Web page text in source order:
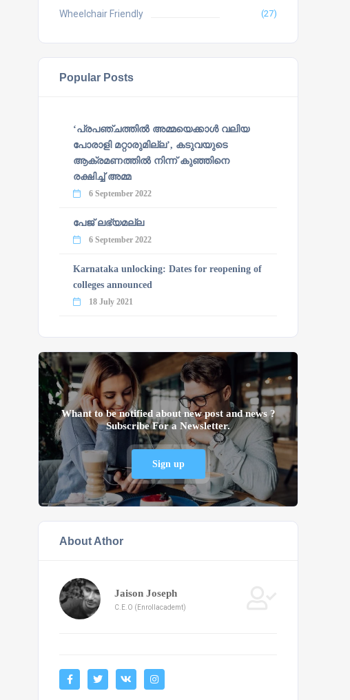
Wheelchair Friendly (27)
Popular Posts
‘പ്രപഞ്ചത്തില്‍ അമ്മയെക്കാള്‍ വലിയ
പോരാളി മറ്റാരുമില്ല’, കടുവയുടെ
ആക്രമണത്തില്‍ നിന്ന് കുഞ്ഞിനെ
രക്ഷിച്ച് അമ്മ
6 September 2022
പേജ് ലഭ്യമല്ല
6 September 2022
Karnataka unlocking: Dates for reopening of
colleges announced
18 July 2021
Whant to be notified about new post and news ?
Subscribe For a Newsletter.
Sign up
About Athor
Jaison Joseph
C.E.O (Enrollacademt)